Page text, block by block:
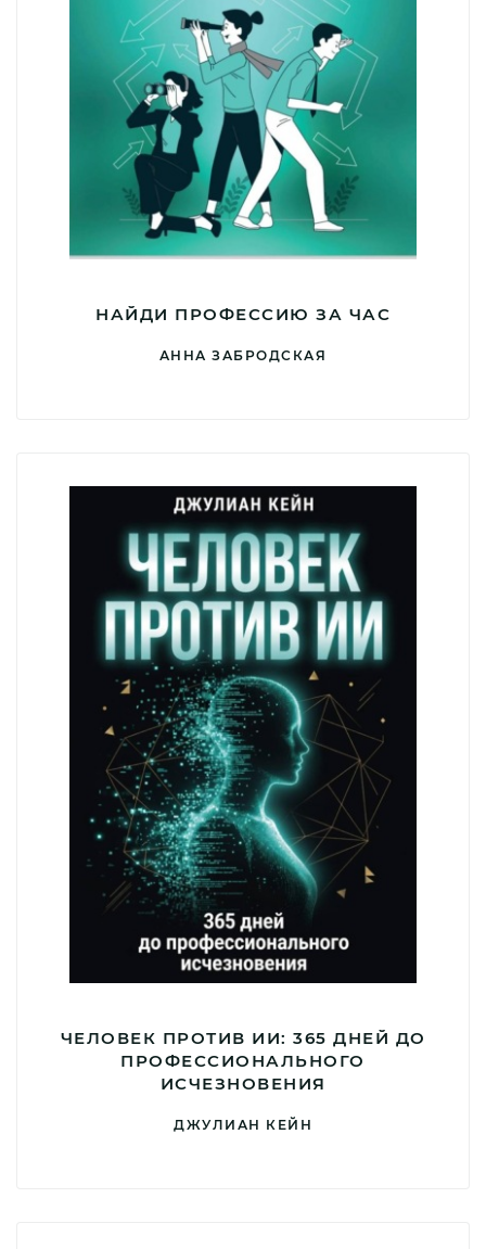
НАЙДИ ПРОФЕССИЮ ЗА ЧАС
АННА ЗАБРОДСКАЯ
ЧЕЛОВЕК ПРОТИВ ИИ: 365 ДНЕЙ ДО
ПРОФЕССИОНАЛЬНОГО
ИСЧЕЗНОВЕНИЯ
ДЖУЛИАН КЕЙН